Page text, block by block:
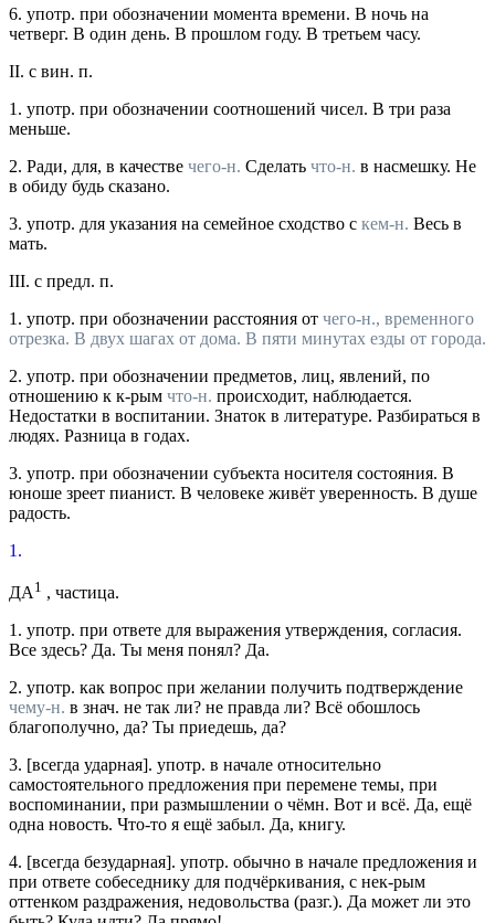
6. употр. при обозначении момента времени. В ночь на
четверг. В один день. В прошлом году. В третьем часу.
II. с вин. п.
1. употр. при обозначении соотношений чисел. В три раза
меньше.
2. Ради, для, в качестве чего-н. Сделать что-н. в насмешку. Не
в обиду будь сказано.
3. употр. для указания на семейное сходство с кем-н. Весь в
мать.
III. с предл. п.
1. употр. при обозначении расстояния от чего-н., временного
отрезка. В двух шагах от дома. В пяти минутах езды от города.
2. употр. при обозначении предметов, лиц, явлений, по
отношению к к-рым что-н. происходит, наблюдается.
Недостатки в воспитании. Знаток в литературе. Разбираться в
людях. Разница в годах.
3. употр. при обозначении субъекта носителя состояния. В
юноше зреет пианист. В человеке живёт уверенность. В душе
радость.
1.
ДА 1 , частица.
1. употр. при ответе для выражения утверждения, согласия.
Все здесь? Да. Ты меня понял? Да.
2. употр. как вопрос при желании получить подтверждение
чему-н. в знач. не так ли? не правда ли? Всё обошлось
благополучно, да? Ты приедешь, да?
3. [всегда ударная]. употр. в начале относительно
самостоятельного предложения при перемене темы, при
воспоминании, при размышлении о чёмн. Вот и всё. Да, ещё
одна новость. Что-то я ещё забыл. Да, книгу.
4. [всегда безударная]. употр. обычно в начале предложения и
при ответе собеседнику для подчёркивания, с нек-рым
оттенком раздражения, недовольства (разг.). Да может ли это